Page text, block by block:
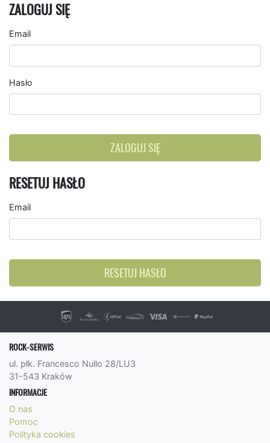
ZALOGUJ SIĘ
Email
Hasło
ZALOGUJ SIĘ
RESETUJ HASŁO
Email
RESETUJ HASŁO
ROCK-SERWIS
ul. płk. Francesco Nullo 28/LU3
31-543 Kraków
INFORMACJE
O nas
Pomoc
Polityka cookies